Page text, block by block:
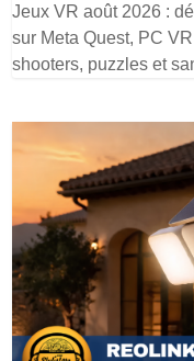
Jeux VR août 2026 :
sur Meta Quest, PC
shooters, puzzles et